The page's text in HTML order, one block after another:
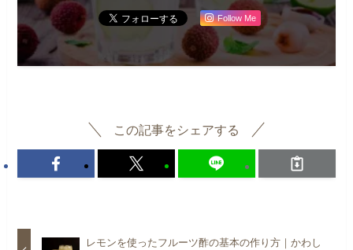
Follow Me
この記事をシェアする
レモンを使ったフルーツ酢の基本の作り方｜かわし